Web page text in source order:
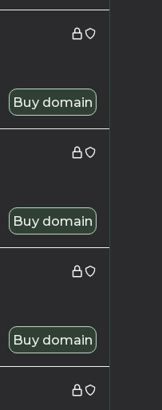
Buy domain
Buy domain
Buy domain